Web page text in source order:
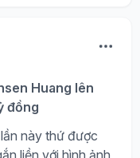
Huang lên
đồng
này thứ được
liền với hình ảnh